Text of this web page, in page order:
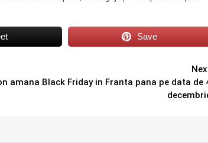
Save
amana Black Friday in Franta pana pe data de